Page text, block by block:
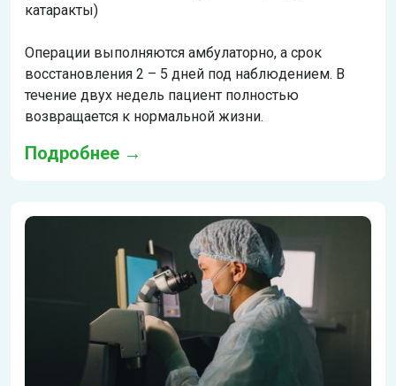
катаракты)
Операции выполняются амбулаторно, а срок
восстановления 2 – 5 дней под наблюдением. В
течение двух недель пациент полностью
возвращается к нормальной жизни.
Подробнее →